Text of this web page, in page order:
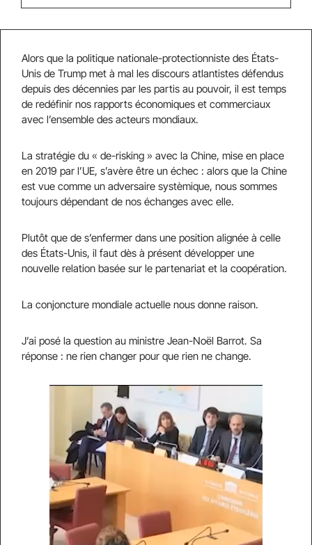
Alors que la politique nationale-protectionniste des États-
Unis de Trump met à mal les discours atlantistes défendus
depuis des décennies par les partis au pouvoir, il est temps
de redéfinir nos rapports économiques et commerciaux
avec l’ensemble des acteurs mondiaux.
La stratégie du « de-risking » avec la Chine, mise en place
en 2019 par l’UE, s’avère être un échec : alors que la Chine
est vue comme un adversaire systèmique, nous sommes
toujours dépendant de nos échanges avec elle.
Plutôt que de s’enfermer dans une position alignée à celle
des États-Unis, il faut dès à présent développer une
nouvelle relation basée sur le partenariat et la coopération.
La conjoncture mondiale actuelle nous donne raison.
J’ai posé la question au ministre Jean-Noël Barrot. Sa
réponse : ne rien changer pour que rien ne change.